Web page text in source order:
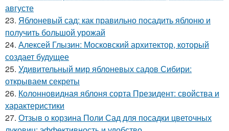
августе
23. Яблоневый сад: как правильно посадить яблоню и
получить большой урожай
24. Алексей Глызин: Московский архитектор, который
создает будущее
25. Удивительный мир яблоневых садов Сибири:
открываем секреты
26. Колонновидная яблоня сорта Президент: свойства и
характеристики
27. Отзыв о корзина Поли Сад для посадки цветочных